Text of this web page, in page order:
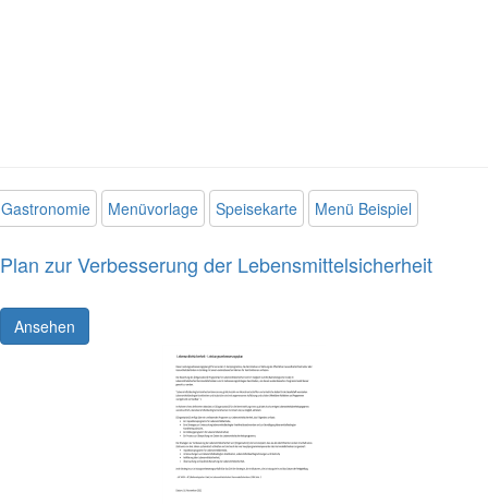
Gastronomie Menüvorlage Speisekarte Menü Beispiel
Plan zur Verbesserung der Lebensmittelsicherheit
Ansehen